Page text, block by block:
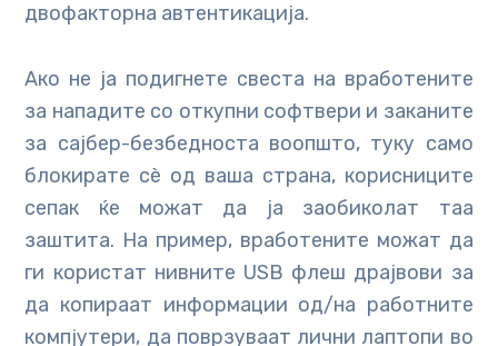
двофакторна автентикација.
Ако не ја подигнете свеста на вработените
за нападите со откупни софтвери и заканите
за сајбер-безбедноста воопшто, туку само
блокирате сè од ваша страна, корисниците
сепак ќе можат да ја заобиколат таа
заштита. На пример, вработените можат да
ги користат нивните USB флеш драјвови за
да копираат информации од/на работните
компјутери, да поврзуваат лични лаптопи во